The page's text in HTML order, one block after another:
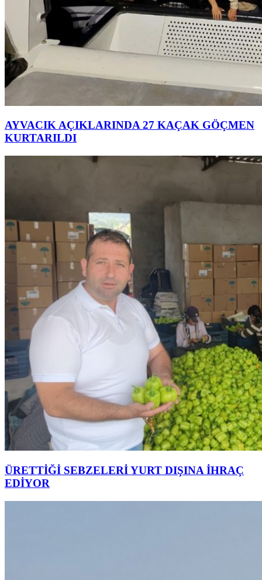
AYVACIK AÇIKLARINDA 27 KAÇAK GÖÇMEN
KURTARILDI
ÜRETTİĞİ SEBZELERİ YURT DIŞINA İHRAÇ
EDİYOR